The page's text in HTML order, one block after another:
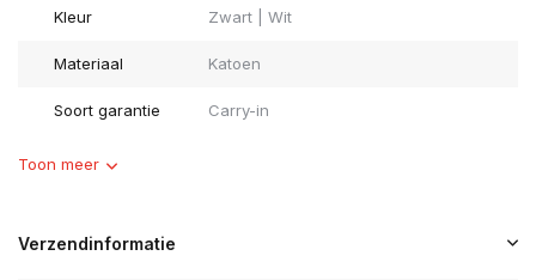
Kleur Zwart | Wit
Materiaal Katoen
Soort garantie Carry-in
Toon meer
Verzendinformatie